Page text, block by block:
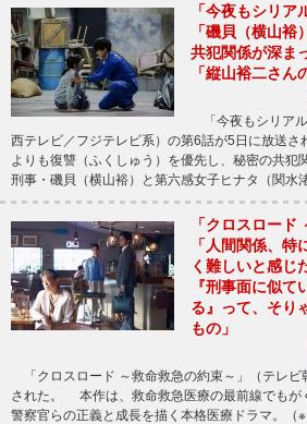
「今夜もシリア
「磯貝（横山
共犯関係が深ま
「縦山裕二さん
「今夜もシリア
西テレビ／フジテレビ系）の第6話が5日に放送
よりも復讐（ふくしゅう）を優先し、秘密の共犯
刑事・磯貝（横山裕）と第六感女子ヒナタ（関水
「クロスロード
「人間関係、
く難しいと感じ
『刑事面に似
る』って、そり
もの」
「クロスロード ～救命救急の約束～」（テレビ
された。 本作は、救命救急医療の最前線でもが
警察官らの正義と成長を描く本格医療ドラマ。（